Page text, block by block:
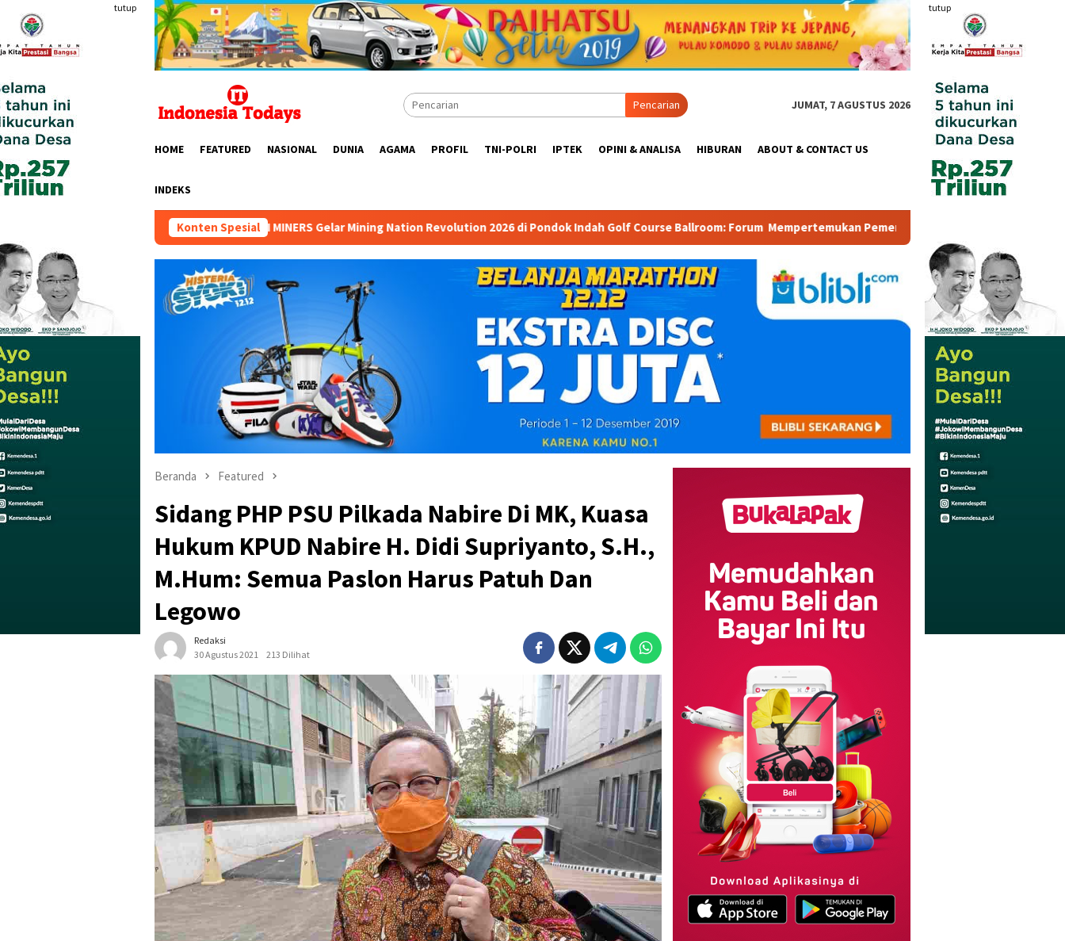
konten
tutup tutup
Pencarian JUMAT, 7 AGUSTUS 2026
HOME FEATURED NASIONAL DUNIA AGAMA PROFIL TNI-POLRI IPTEK OPINI & ANALISA HIBURAN ABOUT & CONTACT US
INDEKS
Konten Spesial
HIPMI MINERS Gelar Mining Nation Revolution 2026 di Pondok Indah Golf Course Ballroom: Forum Mempertemukan Pemerintah, Pelaku Industri, Investor, Akademisi, dan
Beranda Featured
Sidang PHP PSU Pilkada Nabire Di MK, Kuasa
Hukum KPUD Nabire H. Didi Supriyanto, S.H.,
M.Hum: Semua Paslon Harus Patuh Dan
Legowo
Redaksi
30 Agustus 2021
213 Dilihat